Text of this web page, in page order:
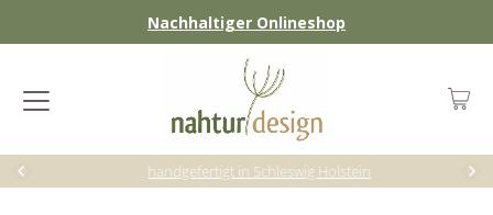
Nachhaltiger Onlineshop
handgefertigt in Schleswig Holstein